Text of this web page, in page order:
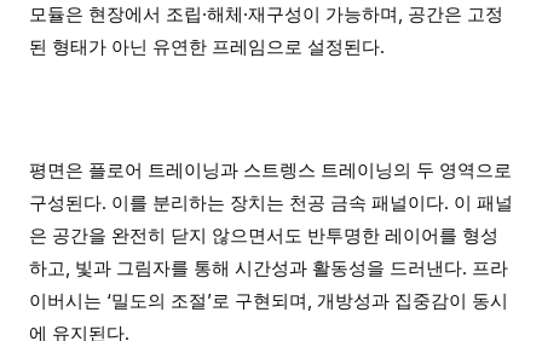
모듈은 현장에서 조립·해체·재구성이 가능하며, 공간은 고정
된 형태가 아닌 유연한 프레임으로 설정된다.
평면은 플로어 트레이닝과 스트렝스 트레이닝의 두 영역으로
구성된다. 이를 분리하는 장치는 천공 금속 패널이다. 이 패널
은 공간을 완전히 닫지 않으면서도 반투명한 레이어를 형성
하고, 빛과 그림자를 통해 시간성과 활동성을 드러낸다. 프라
이버시는 ‘밀도의 조절’로 구현되며, 개방성과 집중감이 동시
에 유지된다.